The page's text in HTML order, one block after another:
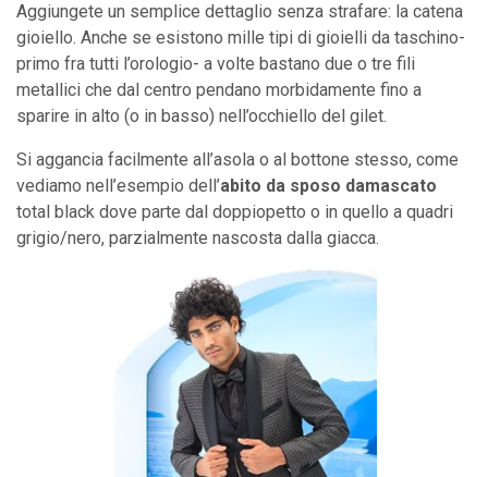
Aggiungete un semplice dettaglio senza strafare: la catena
gioiello. Anche se esistono mille tipi di gioielli da taschino-
primo fra tutti l’orologio- a volte bastano due o tre fili
metallici che dal centro pendano morbidamente fino a
sparire in alto (o in basso) nell’occhiello del gilet.
Si aggancia facilmente all’asola o al bottone stesso, come
vediamo nell’esempio dell’abito da sposo damascato
total black dove parte dal doppiopetto o in quello a quadri
grigio/nero, parzialmente nascosta dalla giacca.